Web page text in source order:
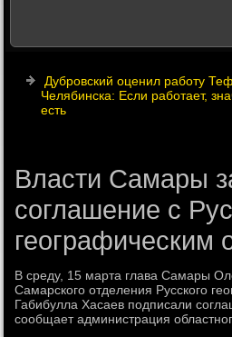
Дубровский оценил работу
Челябинска: Если работает,
есть
Власти Самары
соглашение с
географическим
В среду, 15 марта глава Самары
Самарского отделения Русского
Габибулла Хасаев подписали
сообщает администрация